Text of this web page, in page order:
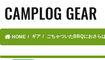
HOME ギア ごちゃついたBBQにおさら